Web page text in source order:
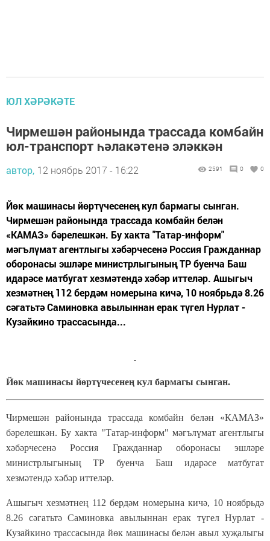
ЮЛ ХӘРӘКӘТЕ
Чирмешән районында трассада комбайн
юл-транспорт һәлакәтенә эләккән
автор, 12 ноябрь 2017 - 16:22 2591 0 0
Йөк машинасы йөртүчесенең кул бармагы сынган.
Чирмешән районында трассада комбайн белән
«КАМАЗ» бәрелешкән. Бу хакта "Татар-информ"
мәгълүмат агентлыгы хәбәрчесенә Россия Гражданнар
оборонасы эшләре министрлыгының ТР буенча Баш
идарәсе матбугат хезмәтендә хәбәр иттеләр. Ашыгыч
хезмәтнең 112 бердәм номерына кичә, 10 ноябрьдә 8.26
сәгатьтә Саминовка авылыннан ерак түгел Нурлат -
Кузайкино трассасында...
Йөк машинасы йөртүчесенең кул бармагы сынган.
Чирмешән районында трассада комбайн белән «КАМАЗ»
бәрелешкән. Бу хакта "Татар-информ" мәгълүмат агентлыгы
хәбәрчесенә Россия Гражданнар оборонасы эшләре
министрлыгының ТР буенча Баш идарәсе матбугат
хезмәтендә хәбәр иттеләр.
Ашыгыч хезмәтнең 112 бердәм номерына кичә, 10 ноябрьдә
8.26 сәгатьтә Саминовка авылыннан ерак түгел Нурлат -
Кузайкино трассасында йөк машинасы белән авыл хуҗалыгы